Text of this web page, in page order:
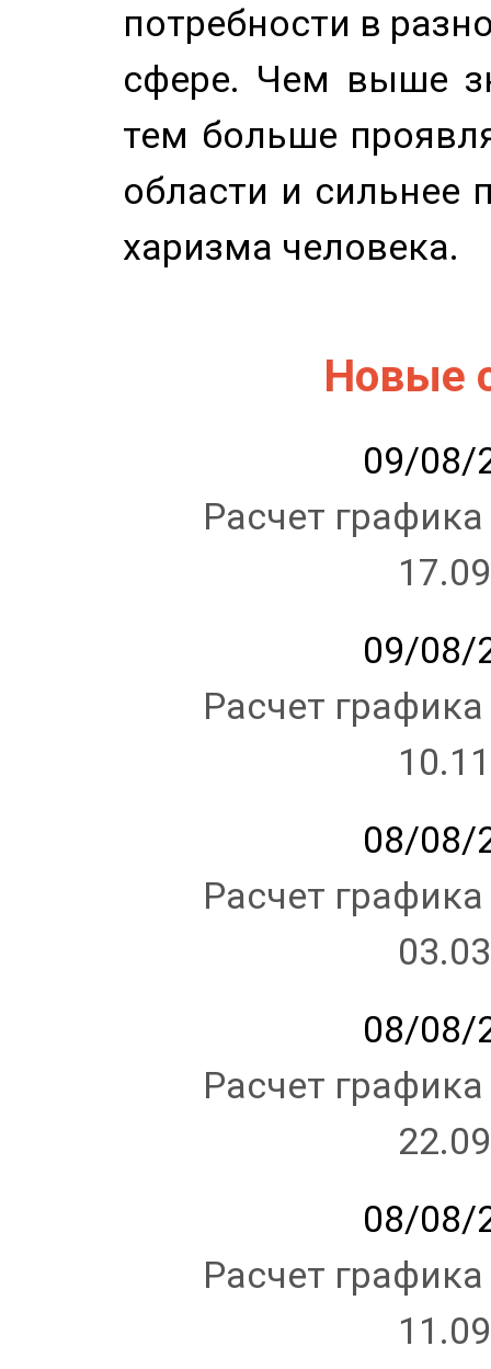
потребности в
сфере. Чем выше
тем больше
области и сильнее
харизма человека.
Новые
09/08/
Расчет
09/08/
Расчет
08/08/
Расчет
08/08/
Расчет
08/08/
Расчет